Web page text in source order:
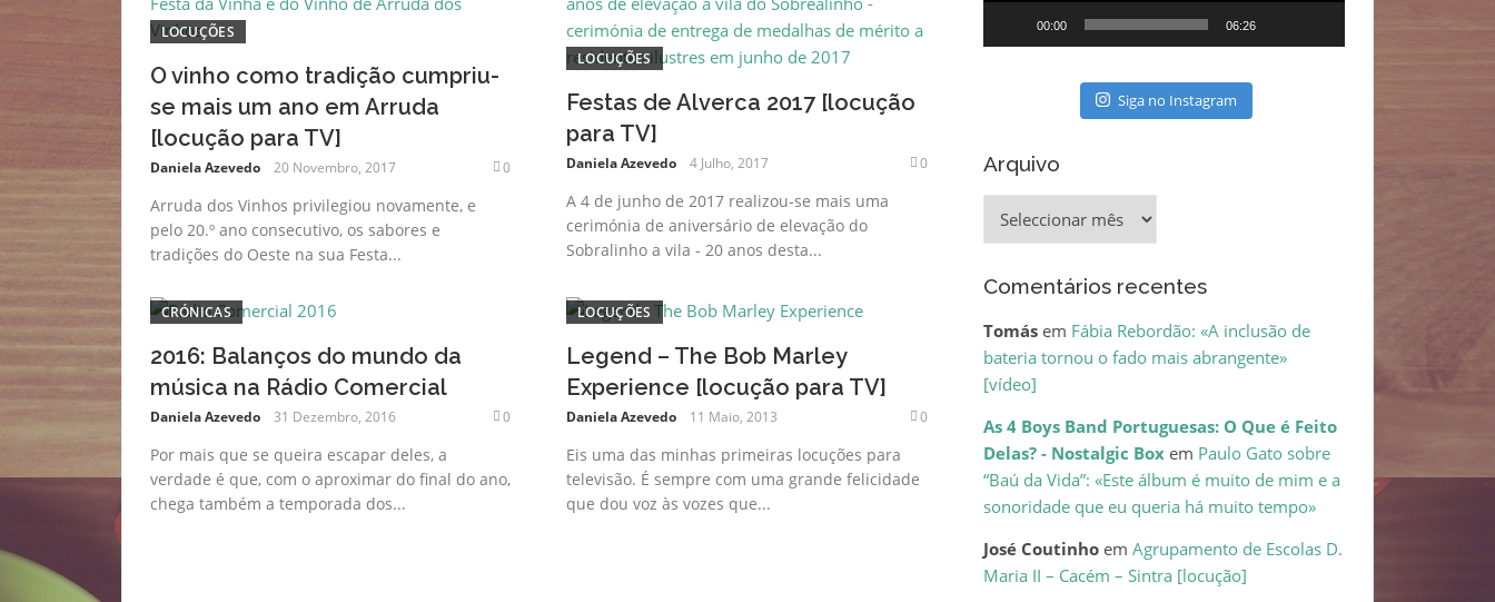
LOCUÇÕES
O vinho como tradição cumpriu-
se mais um ano em Arruda
[locução para TV]
Daniela Azevedo 20 Novembro, 2017 0
Arruda dos Vinhos privilegiou novamente, e
pelo 20.º ano consecutivo, os sabores e
tradições do Oeste na sua Festa...
LOCUÇÕES
Festas de Alverca 2017 [locução
para TV]
Daniela Azevedo 4 Julho, 2017 0
A 4 de junho de 2017 realizou-se mais uma
cerimónia de aniversário de elevação do
Sobralinho a vila - 20 anos desta...
CRÓNICAS
2016: Balanços do mundo da
música na Rádio Comercial
Daniela Azevedo 31 Dezembro, 2016 0
Por mais que se queira escapar deles, a
verdade é que, com o aproximar do final do ano,
chega também a temporada dos...
LOCUÇÕES
Legend – The Bob Marley
Experience [locução para TV]
Daniela Azevedo 11 Maio, 2013 0
Eis uma das minhas primeiras locuções para
televisão. É sempre com uma grande felicidade
que dou voz às vozes que...
00:00 06:26
Siga no Instagram
Arquivo
Comentários recentes
Tomásem Fábia Rebordão: «A inclusão de
bateria tornou o fado mais abrangente»
[vídeo]
As 4 Boys Band Portuguesas: O Que é Feito
Delas? - Nostalgic Boxem Paulo Gato sobre
“Baú da Vida”: «Este álbum é muito de mim e a
sonoridade que eu queria há muito tempo»
José Coutinhoem Agrupamento de Escolas D.
Maria II – Cacém – Sintra [locução]